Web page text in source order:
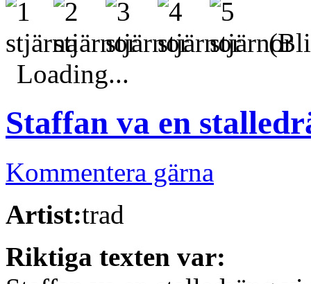
(Bli
Loading...
Staffan va en
Kommentera gärna
Artist:trad
Riktiga texten var: